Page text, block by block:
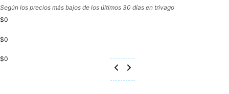
Según los precios más bajos de los últimos 30 días en trivago
$0
$0
$0